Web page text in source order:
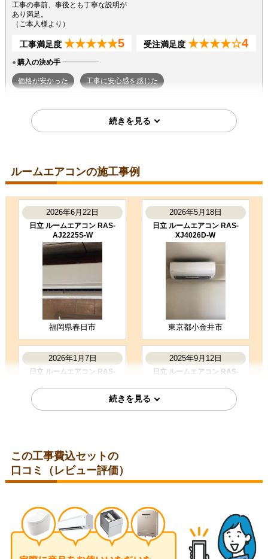
工事の事前、事後とも丁寧な説明が
あり満足。
（ご本人様より）
工事満足度 ★★★★★5 受注満足度 ★★★★☆4
購入の決め手
価格が安かった 工事に安心感を感じた
2026年7月7日
コメント
段取りも良く、エアコン取付後のチ
ても良かったです。ありがとうござ
いました。
（ご本人様より）
工事満足度 ★★★★★ 受注満足度 ★★★☆☆
購入の決め手
工事に安心感を感じた
ルームエアコンの施工事例
2026年6月22日
日立 ルームエアコン RAS-
AJ2225S-W
福岡県春日市
2026年5月18日
日立 ルームエアコン RAS-
XJ4026D-W
東京都小金井市
2026年1月7日
日立 ルームエアコン RAS-
岐阜県関市
2025年9月12日
日立 ルームエアコン RAS-
日立 ルームエアコン RAS-
AJ4025S-W
日立 ルームエアコン AIRCON-
2016-06
この工事費込セットの
口コミ（レビュー評価）